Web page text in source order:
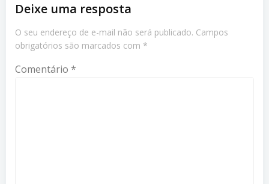
Deixe uma resposta
O seu endereço de e-mail não será publicado. Campos
obrigatórios são marcados com *
Comentário *